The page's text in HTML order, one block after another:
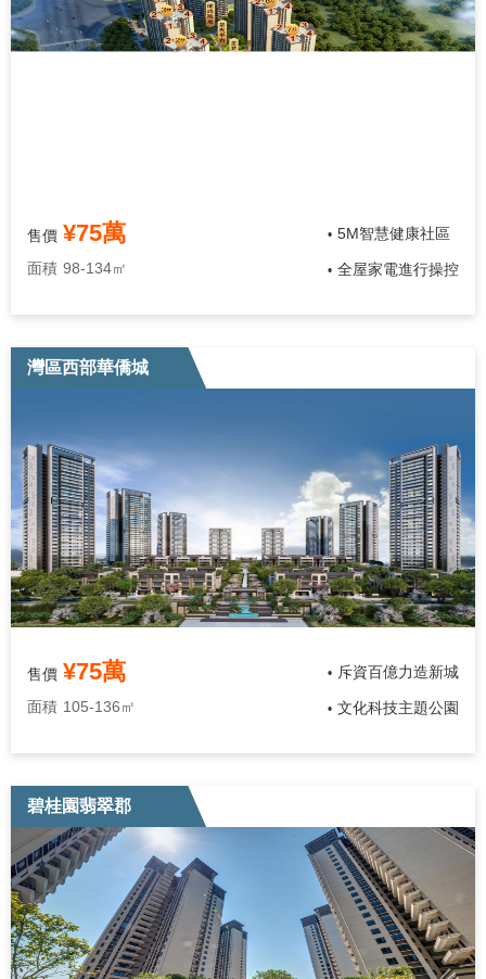
售價 ¥75萬
面積 98-134㎡
• 5M智慧健康社區
• 全屋家電進行操控
灣區西部華僑城
售價 ¥75萬
面積 105-136㎡
• 斥資百億力造新城
• 文化科技主題公園
碧桂園翡翠郡